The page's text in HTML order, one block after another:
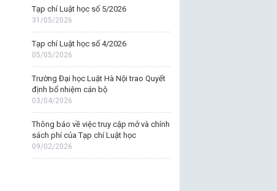
Tạp chí Luật học số 5/2026
31/05/2026
Tạp chí Luật học số 4/2026
05/05/2026
Trường Đại học Luật Hà Nội trao Quyết
định bổ nhiệm cán bộ
03/04/2026
Thông báo về việc truy cập mở và chính
sách phí của Tạp chí Luật học
09/02/2026